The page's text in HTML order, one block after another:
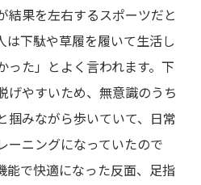
結果を左右するスポーツだと
は下駄や草履を履いて生活し
った」とよく言われます。下
げやすいため、無意識のうち
掴みながら歩いていて、日常
ーニングになっていたので
能で快適になった反面、足指